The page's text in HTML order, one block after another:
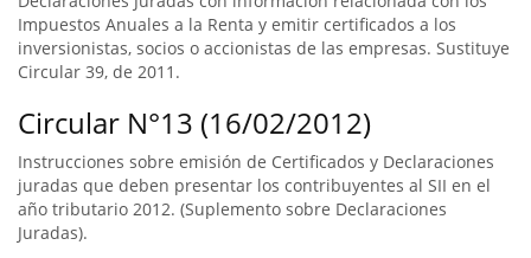
Impuestos Anuales a la Renta y emitir certificados a los
inversionistas, socios o accionistas de las empresas. Sustituye
Circular 39, de 2011.
Circular N°13 (16/02/2012)
Instrucciones sobre emisión de Certificados y Declaraciones
juradas que deben presentar los contribuyentes al SII en el
año tributario 2012. (Suplemento sobre Declaraciones
Juradas).